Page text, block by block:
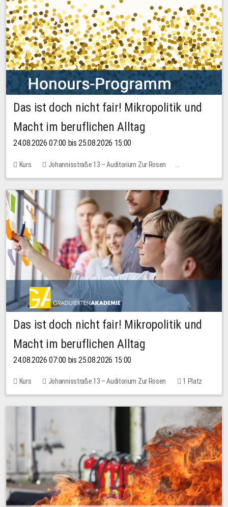
Das ist doch nicht fair! Mikropolitik und
Macht im beruflichen Alltag
24.08.2026 07:00 bis 25.08.2026 15:00
Kurs
Johannisstraße 13 – Auditorium Zur Rosen
Keine freien Plätze
Das ist doch nicht fair! Mikropolitik und
Macht im beruflichen Alltag
24.08.2026 07:00 bis 25.08.2026 15:00
Kurs Johannisstraße 13 – Auditorium Zur Rosen
1 Platz
30,00 EUR